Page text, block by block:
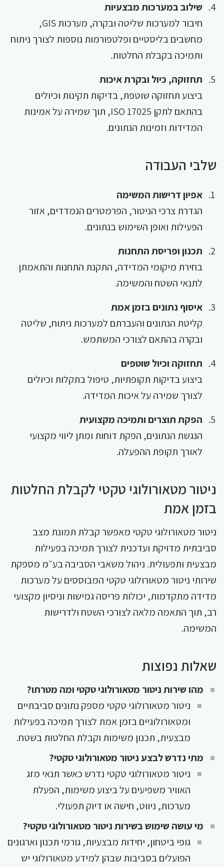
שילוב במערכות מבצעיות
חיבור למערכות שליטה ובקרה, מערכות GIS,
מחשבים בליסטיים ופלטפורמות נוספות לצורך ניתוח
ותמיכה בקבלת החלטות.
תחזוקה, כיול ובקרת איכות
ביצוע תחזוקה שוטפת, בדיקות תקינות וכיולים
בהתאם לתקן ISO 17025, תוך שמירה על אמינות
המדידות וזמינות הנתונים.
שלבי העבודה
אפיון דרישות המשימה
הגדרת צרכי הניטור, הפרמטרים הנמדדים, אזור
הפעילות ואופן השימוש בנתונים.
תכנון ופריסת התחנות
בחירת מיקומי המדידה, התקנת התחנות והתאמתן
לתנאי השטח והמשימה.
איסוף נתונים בזמן אמת
קליטת הנתונים והעברתם למערכות ניתוח, שליטה
ובקרה בהתאם לצורכי המשתמש.
תחזוקה וכיול שוטפים
ביצוע בדיקות תקופתיות, טיפול בתקלות וכיולים
לצורך שמירה על איכות המדידה.
הפקת תוצרים ותמיכה מקצועית
הנגשת הנתונים, הפקת דוחות ומתן ליווי מקצועי
לאורך תקופת ההפעלה.
ניטור מטאורולוגי טקטי לקבלת החלטות
בזמן אמת
ניטור מטאורולוגי טקטי מאפשר קבלת תמונת מצב
סביבתית מדויקת ועדכנית לצורך תמיכה בפעילות
מבצעית ותפעולית. ניהול משאבי הסביבה בע״מ מספקת
שירותי ניטור מטאורולוגי טקטי המבוססים על מערכות
מדידה מתקדמות, יכולות פריסה גמישות וניסיון מקצועי
רב, תוך התאמה מלאה לצורכי השטח ולדרישות
המשימה.
שאלות נפוצות
מהו שירות ניטור מטאורולוגי טקטי ומה מטרתו?
ניטור מטאורולוגי טקטי מספק נתונים סביבתיים
ומטאורולוגיים בזמן אמת לצורך תמיכה בפעילות
מבצעית, תכנון משימות וקבלת החלטות בשטח.
מתי נדרש לבצע ניטור מטאורולוגי טקטי?
ניטור מטאורולוגי טקטי נדרש כאשר תנאי מזג
האוויר משפיעים על ביצוע משימות, הפעלת
מערכות, ניווט, חישה או דיוק תפעולי.
מי עושה שימוש בשירות ניטור מטאורולוגי טקטי?
גופי ביטחון, יחידות מבצעיות, גורמי תכנון וארגונים
הפועלים בסביבות שבהן למידע מטאורולוגי יש